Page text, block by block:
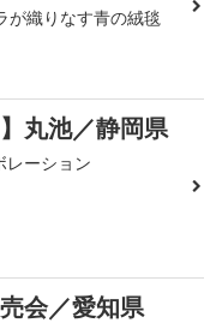
が織りなす青の絨毯
】丸池／静岡県
レーション
会／愛知県